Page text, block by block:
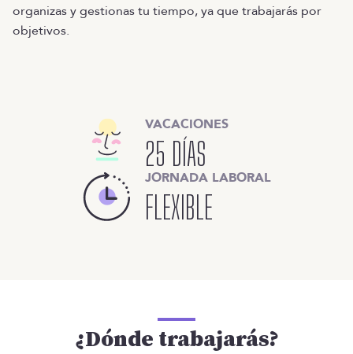
organizas y gestionas tu tiempo, ya que trabajarás por
objetivos.
VACACIONES
25 DÍAS
JORNADA LABORAL
FLEXIBLE
¿Dónde trabajarás?